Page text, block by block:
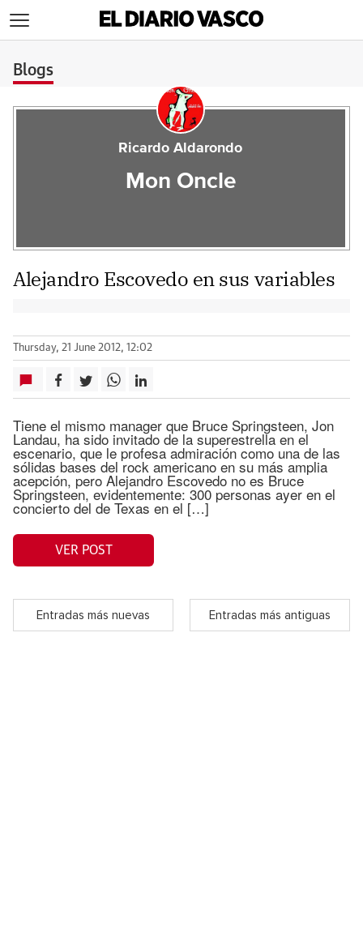
Blogs
Ricardo Aldarondo
Mon Oncle
Alejandro Escovedo en sus variables
Thursday, 21 June 2012, 12:02
Tiene el mismo manager que Bruce Springsteen, Jon
Landau, ha sido invitado de la superestrella en el
escenario, que le profesa admiración como una de las
sólidas bases del rock americano en su más amplia
acepción, pero Alejandro Escovedo no es Bruce
Springsteen, evidentemente: 300 personas ayer en el
concierto del de Texas en el […]
VER POST
Entradas más nuevas Entradas más antiguas